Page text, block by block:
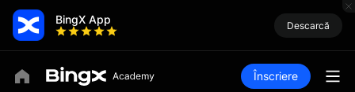
BingX App Descarcă
Înscriere